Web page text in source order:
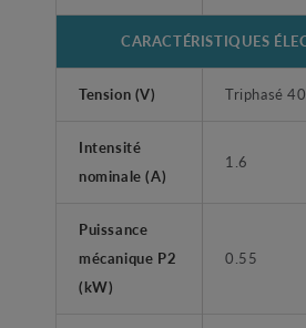
CARACTÉRISTIQUES
Tension (V) Triphasé
Intensité
nominale (A)
1.6
Puissance
mécanique P2
(kW)
0.55